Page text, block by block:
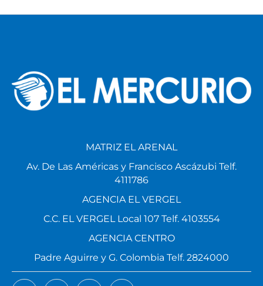
MATRIZ EL ARENAL
Av. De Las Américas y Francisco Ascázubi Telf.
4111786
AGENCIA EL VERGEL
C.C. EL VERGEL Local 107 Telf. 4103554
AGENCIA CENTRO
Padre Aguirre y G. Colombia Telf. 2824000